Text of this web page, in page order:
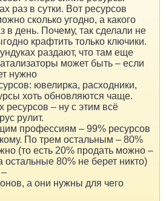
раз в сутки. Вот ресурсов
сколько угодно, а какого
в день. Почему, так сделали не
крафтить только ключики.
раздают, что там еще
может быть – если
нужно
ювелирка, расходники,
хоть обновляются чаще.
– ну с этим всё
рулит.
профессиям – 99% ресурсов
По трем остальным – 80%
(то есть 20% продать можно –
остальные 80% не берет никто)
а они нужны для чего